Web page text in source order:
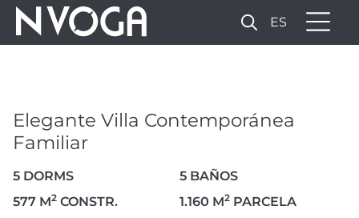
ES
5.695.000 €
58 FOTOS
Elegante Villa Contemporánea
Familiar
5 DORMS
5 BAÑOS
577 M2 CONSTR. 1.160 M2 PARCELA